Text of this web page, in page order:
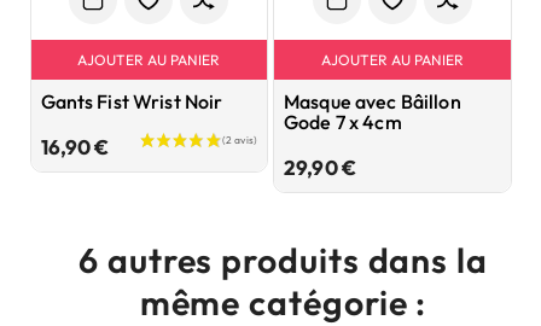
AJOUTER AU PANIER
Gants Fist Wrist Noir
16,90 €Prix
AJOUTER AU PANIER
Masque avec Bâillon
Gode 7 x 4cm
29,90 €Prix
6 autres produits dans la
même catégorie :